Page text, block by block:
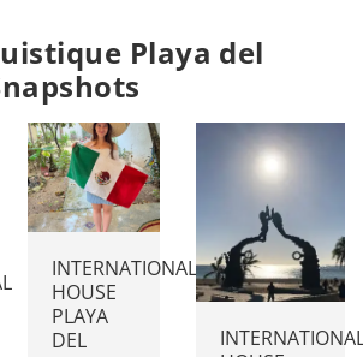
Playa del
INTERNATIONAL
HOUSE
PLAYA
DEL